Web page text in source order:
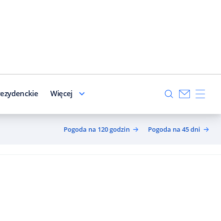
Więcej
Pogoda na 120 godzin Pogoda na 45 dni